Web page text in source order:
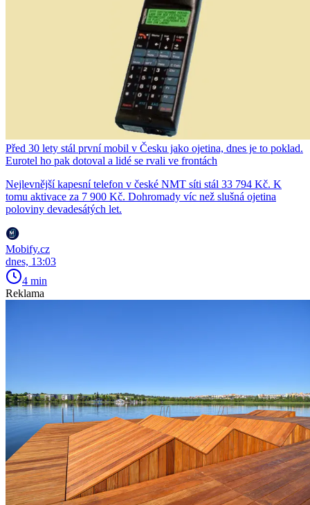
Před 30 lety stál první mobil v Česku jako ojetina, dnes je to poklad.
Eurotel ho pak dotoval a lidé se rvali ve frontách
Nejlevnější kapesní telefon v české NMT síti stál 33 794 Kč. K
tomu aktivace za 7 900 Kč. Dohromady víc než slušná ojetina
poloviny devadesátých let.
Mobify.cz
dnes, 13:03
4 min
Reklama